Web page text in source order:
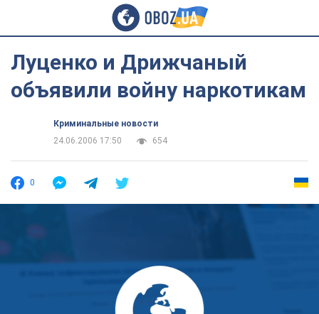
Луценко и Дрижчаный
объявили войну наркотикам
Криминальные новости
24.06.2006 17:50
654
0